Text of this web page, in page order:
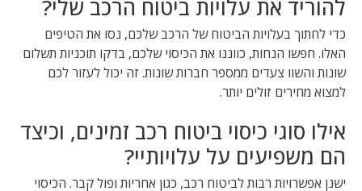
להוריד את עלויות ביטוח הרכב שלי?
כדי לחתוך בעלויות הביטוח של הרכב שלכם, נסו את הטיפים
האלו. חפשו הנחות, כווננו את הכיסוי שלכם, בדקו תוכניות תשלום
שונות והשוו צעדים ממספר חברות שונות. זה יכול לעזור לכם
למצוא מחירים זולים יותר.
אילו סוגי כיסוי ביטוח רכב זמינים, וכיצד
הם משפיעים על עלויותיי?
ישנן אפשרויות רבות לביטוח רכב, כגון אחריות ופול קבר. הכיסוי